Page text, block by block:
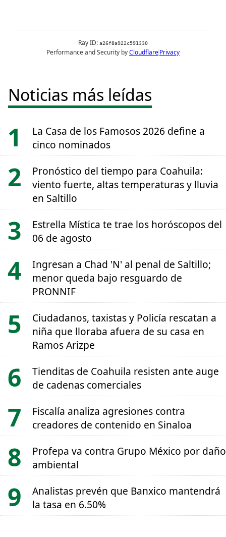
Noticias más leídas
La Casa de los Famosos 2026 define a
cinco nominados
Pronóstico del tiempo para Coahuila:
viento fuerte, altas temperaturas y lluvia
en Saltillo
Estrella Mística te trae los horóscopos del
06 de agosto
Ingresan a Chad 'N' al penal de Saltillo;
menor queda bajo resguardo de
PRONNIF
Ciudadanos, taxistas y Policía rescatan a
niña que lloraba afuera de su casa en
Ramos Arizpe
Tienditas de Coahuila resisten ante auge
de cadenas comerciales
Fiscalía analiza agresiones contra
creadores de contenido en Sinaloa
Profepa va contra Grupo México por daño
ambiental
Analistas prevén que Banxico mantendrá
la tasa en 6.50%